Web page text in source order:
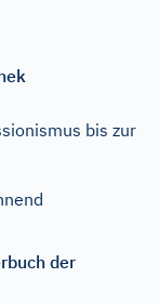
bis zur
der